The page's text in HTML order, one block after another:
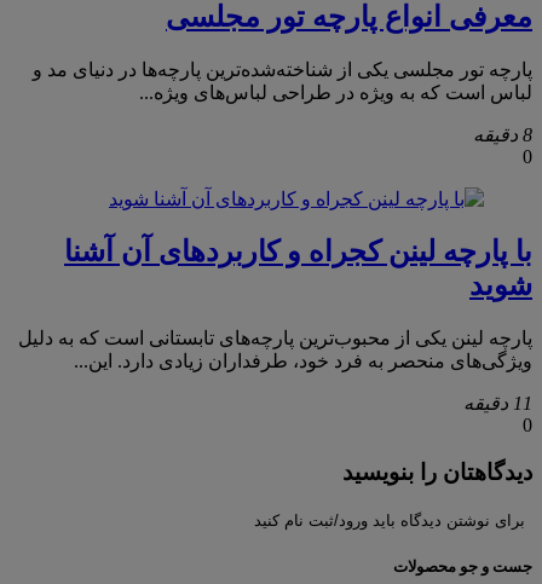
معرفی انواع پارچه تور مجلسی
پارچه تور مجلسی یکی از شناخته‌شده‌ترین پارچه‌ها در دنیای مد و
لباس است که به ویژه در طراحی لباس‌های ویژه...
8 دقیقه
0
با پارچه لینن کجراه و کاربردهای آن آشنا
شوید
پارچه لینن یکی از محبوب‌ترین پارچه‌های تابستانی است که به دلیل
ویژگی‌های منحصر به فرد خود، طرفداران زیادی دارد. این...
11 دقیقه
0
دیدگاهتان را بنویسید
برای نوشتن دیدگاه باید ورود/ثبت نام کنید
جست و جو محصولات